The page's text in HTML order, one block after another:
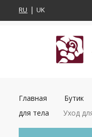
RU UK
Главная Бутик
для тела
Уход